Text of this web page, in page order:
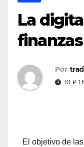
La
finanzas
Por
SEP
El objetivo de